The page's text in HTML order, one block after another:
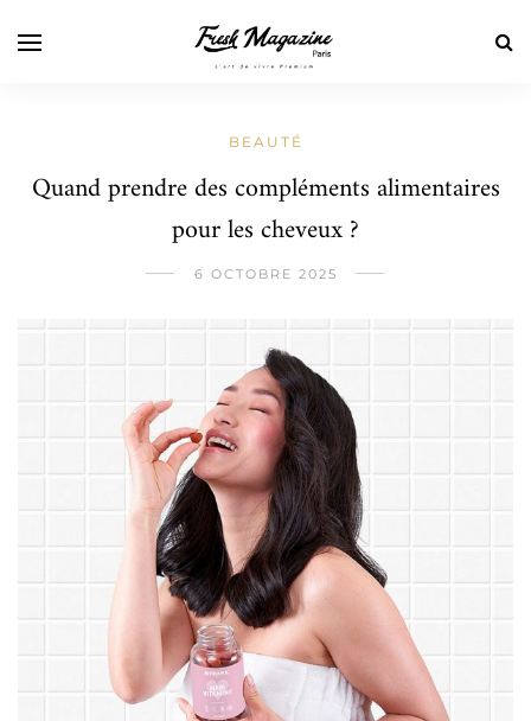
BEAUTÉ
Quand prendre des compléments alimentaires
pour les cheveux ?
6 OCTOBRE 2025